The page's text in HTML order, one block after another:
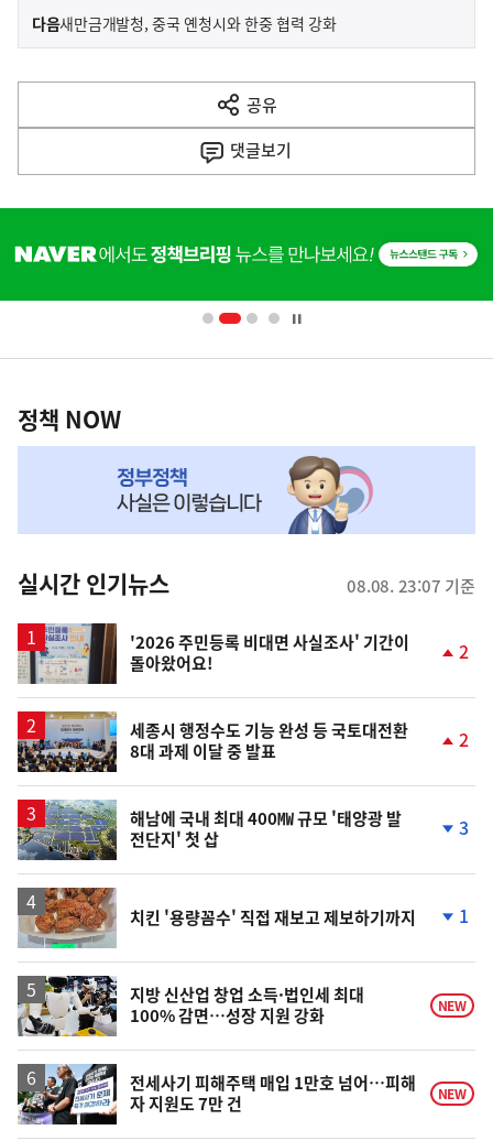
이
전
다
음
다음기
새만금개발청, 중국 옌청시와 한중 협력 강화
공유
열
기
댓글보기
단
영
책
NOW,
뉴
스
정책 NOW
실시간 인기뉴스 08.08. 23:07 기준
'2026 주민등록 비대면 사실조사' 기간이
돌아왔어요!
상
2
세종시 행정수도 기능 완성 등 국토대전환
8대 과제 이달 중 발표
상
2
해남에 국내 최대 400㎿ 규모 '태양광 발
전단지' 첫 삽
하
3
치킨 '용량꼼수' 직접 재보고 제보하기까지
하
락
1
지방 신산업 창업 소득·법인세 최대
100% 감면…성장 지원 강화
NEW
전세사기 피해주택 매입 1만호 넘어…피해
자 지원도 7만 건
NEW